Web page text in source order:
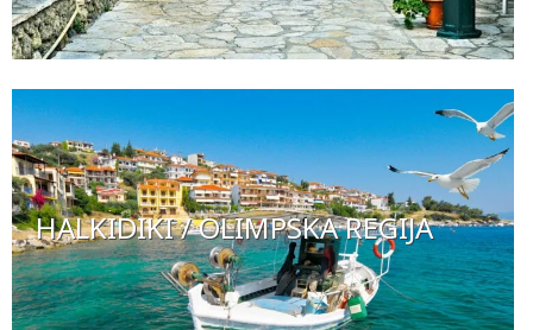
HALKIDIKI / OLIMPSKA REGIJA